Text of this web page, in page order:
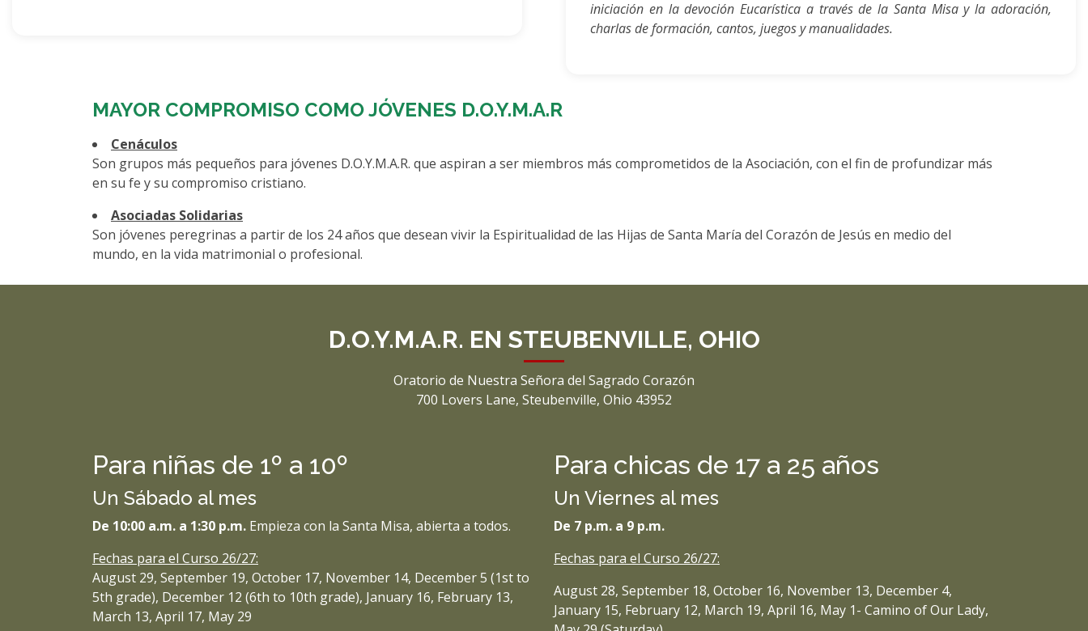
iniciación en la devoción Eucarística a través de la Santa Misa y la adoración,
charlas de formación, cantos, juegos y manualidades.
MAYOR COMPROMISO COMO JÓVENES D.O.Y.M.A.R
Cenáculos
Son grupos más pequeños para jóvenes D.O.Y.M.A.R. que aspiran a ser miembros más comprometidos de la Asociación, con el fin de profundizar más
en su fe y su compromiso cristiano.
Asociadas Solidarias
Son jóvenes peregrinas a partir de los 24 años que desean vivir la Espiritualidad de las Hijas de Santa María del Corazón de Jesús en medio del
mundo, en la vida matrimonial o profesional.
D.O.Y.M.A.R. EN STEUBENVILLE, OHIO
Oratorio de Nuestra Señora del Sagrado Corazón
700 Lovers Lane, Steubenville, Ohio 43952
Para niñas de 1º a 10º
Un Sábado al mes
De 10:00 a.m. a 1:30 p.m. Empieza con la Santa Misa, abierta a todos.
Fechas para el Curso 26/27:
August 29, September 19, October 17, November 14, December 5 (1st to
5th grade), December 12 (6th to 10th grade), January 16, February 13,
March 13, April 17, May 29
Para chicas de 17 a 25 años
Un Viernes al mes
De 7 p.m. a 9 p.m.
Fechas para el Curso 26/27:
August 28, September 18, October 16, November 13, December 4,
January 15, February 12, March 19, April 16, May 1- Camino of Our Lady,